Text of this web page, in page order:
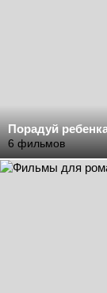
Порадуй
6 фильмов